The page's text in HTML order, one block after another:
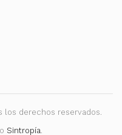
los derechos reservados.
Sintropía